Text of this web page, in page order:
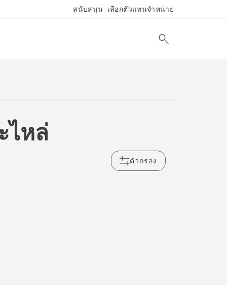
สนับสนุน เลือกตัวแทนจำหน่าย
ไหล่
ตัวกรอง